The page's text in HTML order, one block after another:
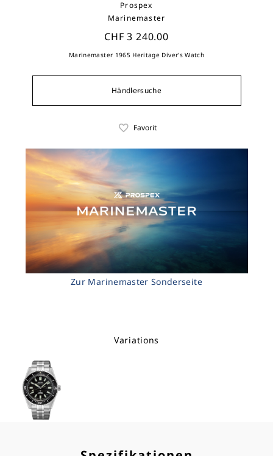
Prospex
Marinemaster
CHF 3 240.00
Marinemaster 1965 Heritage Diver's Watch
Händlersuche
Favorit
Zur Marinemaster Sonderseite
Variations